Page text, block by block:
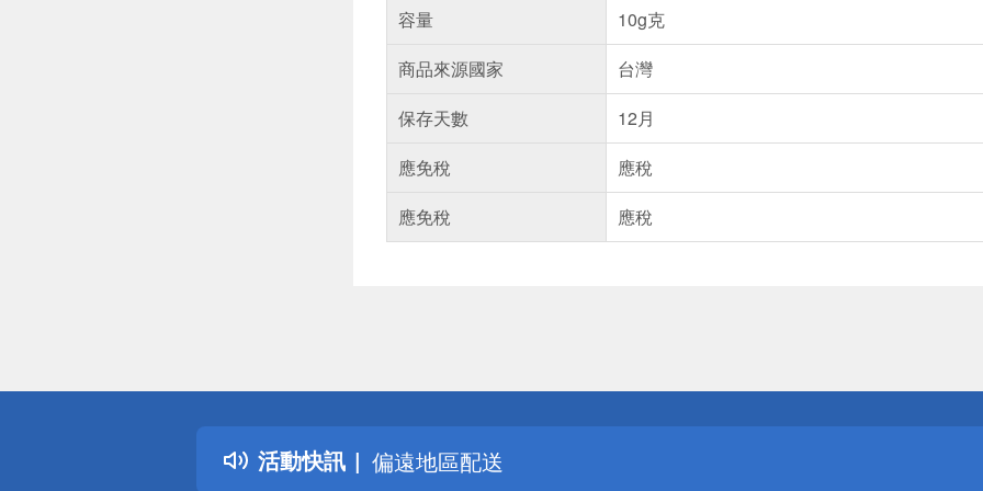
容量
10g克
商品來源國家
台灣
保存天數
12月
應免稅
應稅
應免稅
應稅
活動快訊
熱門話題
銀行優惠
偏遠地區配送